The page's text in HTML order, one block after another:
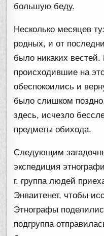
большую беду.
Несколько месяцев
родных, и от
было никаких
происходившие на
обеспокоились и
было слишком
здесь, исчезло
предметы обихода.
Следующим
экспедиция
г. группа людей
Энваитенет, чтобы
Этнографы
подгруппа